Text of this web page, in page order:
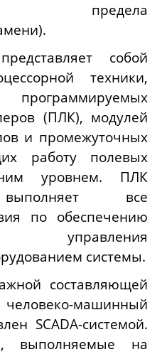
предела
собой
техники,
(ПЛК), модулей
и промежуточных
работу полевых
уровнем. ПЛК
выполняет все
по обеспечению
управления
системы.
составляющей
машинный
SCADA-системой.
выполняемые на